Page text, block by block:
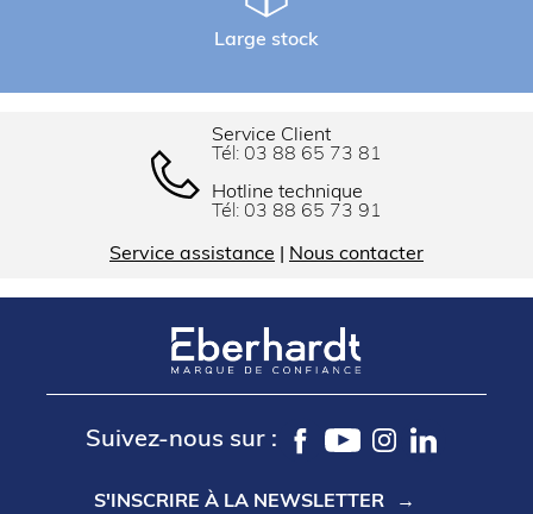
Large stock
Service Client
Tél: 03 88 65 73 81
Hotline technique
Tél: 03 88 65 73 91
Service assistance Nous contacter
Suivez-nous sur :
S'INSCRIRE À LA NEWSLETTER